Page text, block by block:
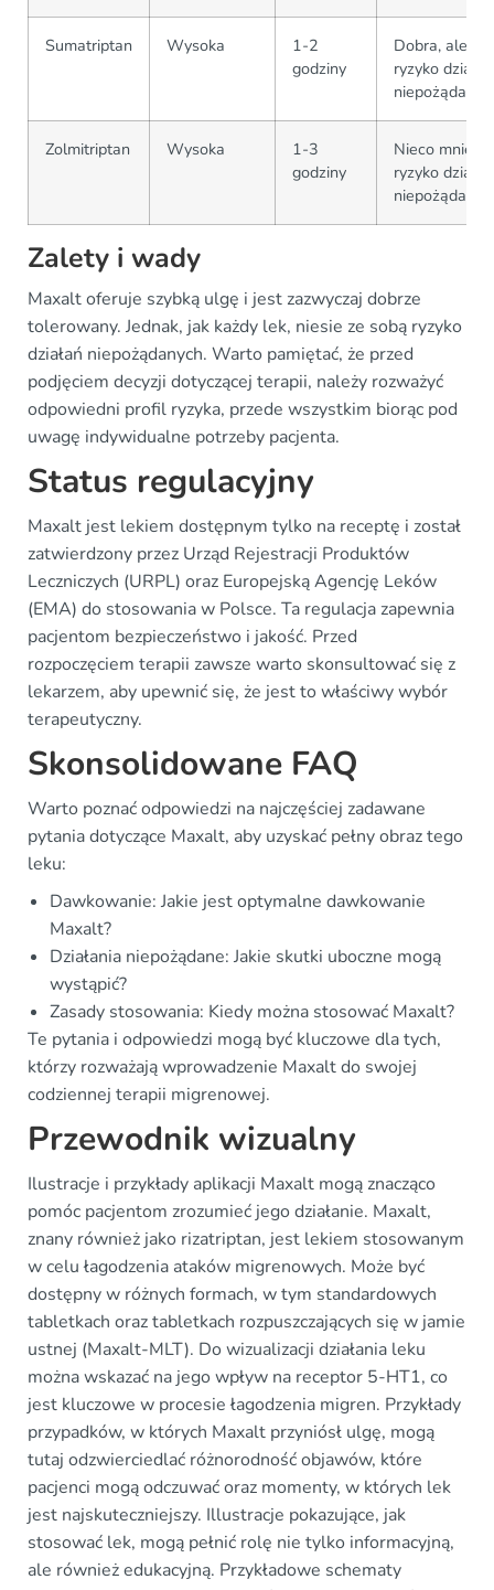
Sumatriptan Wysoka
1-2
godziny
Dobra, ale
ryzyko działań
Zolmitriptan Wysoka
1-3
godziny
Nieco
ryzyko działań
Zalety i wady
Maxalt oferuje szybką ulgę i jest zazwyczaj dobrze
tolerowany. Jednak, jak każdy lek, niesie ze sobą ryzyko
działań niepożądanych. Warto pamiętać, że przed
podjęciem decyzji dotyczącej terapii, należy rozważyć
odpowiedni profil ryzyka, przede wszystkim biorąc pod
uwagę indywidualne potrzeby pacjenta.
Status regulacyjny
Maxalt jest lekiem dostępnym tylko na receptę i został
zatwierdzony przez Urząd Rejestracji Produktów
Leczniczych (URPL) oraz Europejską Agencję Leków
(EMA) do stosowania w Polsce. Ta regulacja zapewnia
pacjentom bezpieczeństwo i jakość. Przed
rozpoczęciem terapii zawsze warto skonsultować się z
lekarzem, aby upewnić się, że jest to właściwy wybór
terapeutyczny.
Skonsolidowane FAQ
Warto poznać odpowiedzi na najczęściej zadawane
pytania dotyczące Maxalt, aby uzyskać pełny obraz tego
leku:
Dawkowanie: Jakie jest optymalne dawkowanie
Maxalt?
Działania niepożądane: Jakie skutki uboczne mogą
wystąpić?
Zasady stosowania: Kiedy można stosować Maxalt?
Te pytania i odpowiedzi mogą być kluczowe dla tych,
którzy rozważają wprowadzenie Maxalt do swojej
codziennej terapii migrenowej.
Przewodnik wizualny
Ilustracje i przykłady aplikacji Maxalt mogą znacząco
pomóc pacjentom zrozumieć jego działanie. Maxalt,
znany również jako rizatriptan, jest lekiem stosowanym
w celu łagodzenia ataków migrenowych. Może być
dostępny w różnych formach, w tym standardowych
tabletkach oraz tabletkach rozpuszczających się w jamie
ustnej (Maxalt-MLT). Do wizualizacji działania leku
można wskazać na jego wpływ na receptor 5-HT1, co
jest kluczowe w procesie łagodzenia migren. Przykłady
przypadków, w których Maxalt przyniósł ulgę, mogą
tutaj odzwierciedlać różnorodność objawów, które
pacjenci mogą odczuwać oraz momenty, w których lek
jest najskuteczniejszy. Illustracje pokazujące, jak
stosować lek, mogą pełnić rolę nie tylko informacyjną,
ale również edukacyjną. Przykładowe schematy